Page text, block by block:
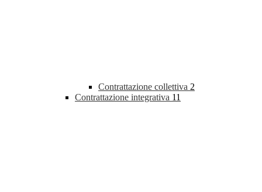
Contrattazione collettiva 2
Contrattazione integrativa 11